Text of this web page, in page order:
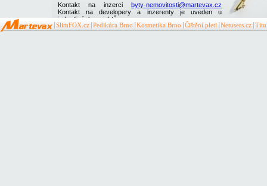
Kontakt na inzerci byty-nemovitosti@martevax.cz
Kontakt na developery a inzerenty je uveden u
jednotlivých projektů
SlimFOX.cz Pedikúra Brno Kosmetika Brno Čištění pleti Netusers.cz